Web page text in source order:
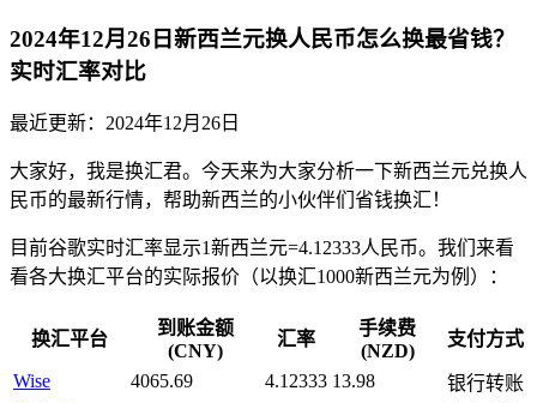
2024年12月26日新西兰元换人民币怎么换最省钱？
实时汇率对比
最近更新： 2024年12月26日
大家好，我是换汇君。今天来为大家分析一下新西兰元兑换人
民币的最新行情，帮助新西兰的小伙伴们省钱换汇！
目前谷歌实时汇率显示1新西兰元=4.12333人民币。我们来看
看各大换汇平台的实际报价（以换汇1000新西兰元为例）：
换汇平台
到账金额
(CNY)
汇率
手续费
(NZD)
支付方式
Wise 4065.69 4.12333 13.98
银行转账